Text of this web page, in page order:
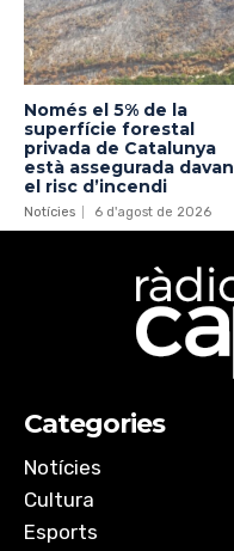
Només el 5% de la
superfície forestal
privada de Catalunya
està assegurada
el risc d’incendi
Notícies 6 d'agost de 2026
Categories
Notícies
Cultura
Esports